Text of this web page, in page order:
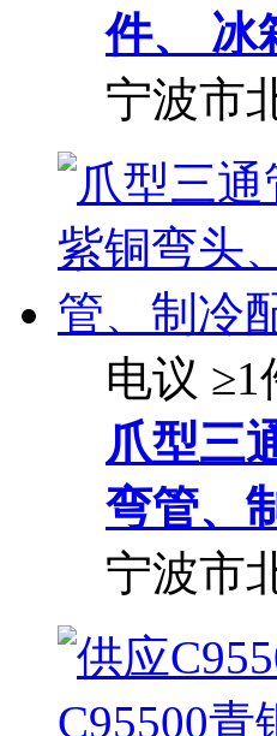
件、 冰
宁波市
电议 ≥1
爪型三
弯管、
宁波市